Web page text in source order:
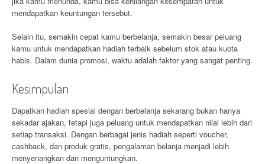
mendapatkan keuntungan tersebut.
Selain itu, semakin cepat kamu berbelanja, semakin besar peluang
kamu untuk mendapatkan hadiah terbaik sebelum stok atau kuota
habis. Dalam dunia promosi, waktu adalah faktor yang sangat penting.
Kesimpulan
Dapatkan hadiah spesial dengan berbelanja sekarang bukan hanya
sekadar ajakan, tetapi juga peluang untuk mendapatkan nilai lebih dari
setiap transaksi. Dengan berbagai jenis hadiah seperti voucher,
cashback, dan produk gratis, pengalaman belanja menjadi lebih
menyenangkan dan menguntungkan.